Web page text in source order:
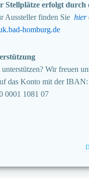
Stellplätze erfolgt
Aussteller finden Sie hier
homburg.de
unterstützen? Wir freuen
das Konto mit der IBAN:
0001 1081 07